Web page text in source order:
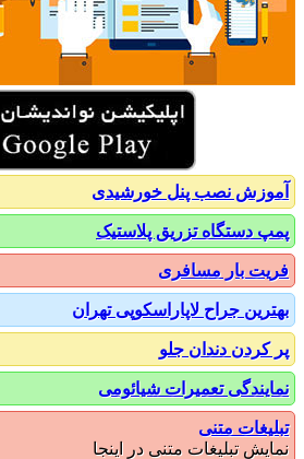
نصب پنل خورشیدی
دستگاه تزریق پلاستیک
بار مسافری
جراح لاپاراسکوپی تهران
دندان جلو
تعمیرات شیائومی
متنی
تبلیغات متنی در اینجا